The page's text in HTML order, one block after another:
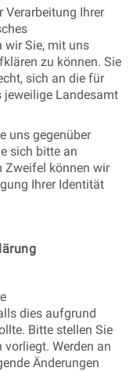
Verarbeitung Ihrer
wir Sie, mit uns
zu können. Sie
sich an die für
jeweilige Landesamt
uns gegenüber
sich bitte an
Zweifel können wir
Ihrer Identität
dies aufgrund
Bitte stellen Sie
vorliegt. Werden an
Änderungen